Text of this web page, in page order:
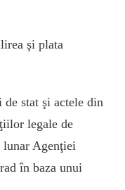
şi plata
de stat şi actele din
legale de
lunar Agenţiei
în baza unui